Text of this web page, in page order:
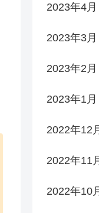
2023年4月
2023年3月
2023年2月
2023年1月
2022年12
2022年11
2022年10